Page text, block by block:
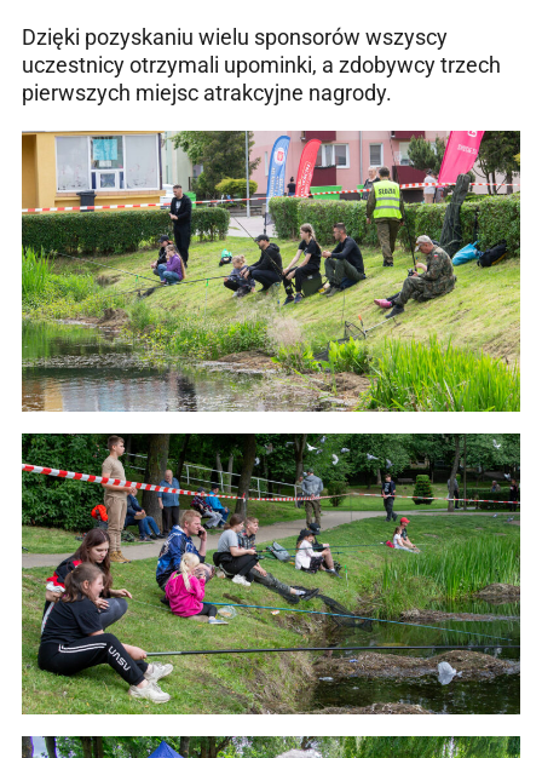
Dzięki pozyskaniu wielu sponsorów wszyscy
uczestnicy otrzymali upominki, a zdobywcy trzech
pierwszych miejsc atrakcyjne nagrody.